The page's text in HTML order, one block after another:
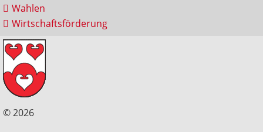
Wahlen
Wirtschaftsförderung
© 2026